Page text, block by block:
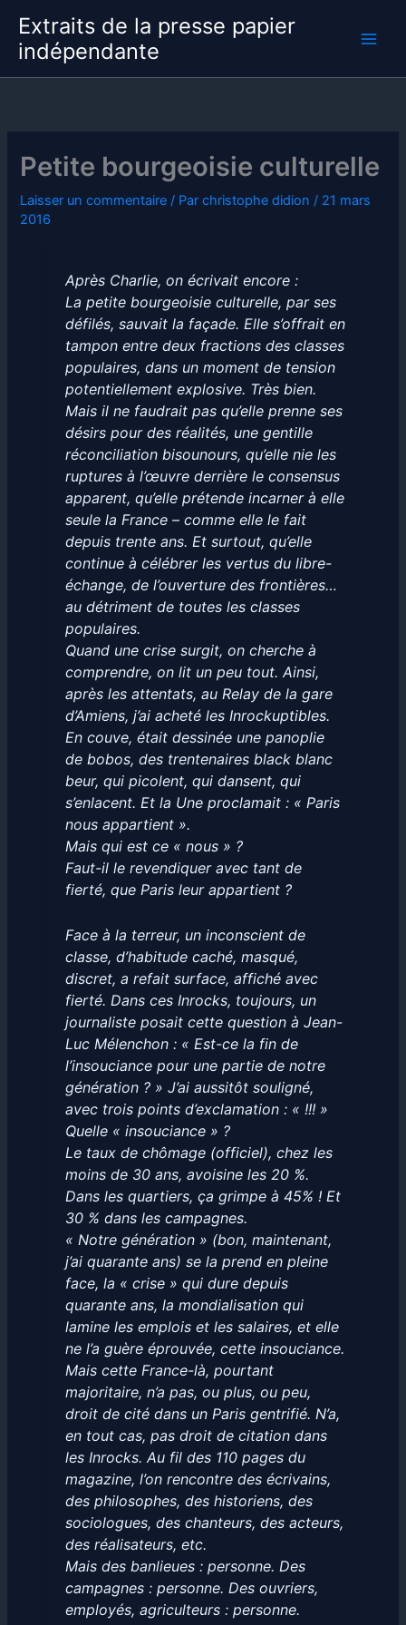
contenu
Extraits de la presse papier
indépendante
Petite bourgeoisie culturelle
Laisser un commentaire / Parchristophe didion / 21 mars
2016
Après Charlie, on écrivait encore :
La petite bourgeoisie culturelle, par ses
défilés, sauvait la façade. Elle s’offrait en
tampon entre deux fractions des classes
populaires, dans un moment de tension
potentiellement explosive. Très bien.
Mais il ne faudrait pas qu’elle prenne ses
désirs pour des réalités, une gentille
réconciliation bisounours, qu’elle nie les
ruptures à l’œuvre derrière le consensus
apparent, qu’elle prétende incarner à elle
seule la France – comme elle le fait
depuis trente ans. Et surtout, qu’elle
continue à célébrer les vertus du libre-
échange, de l’ouverture des frontières…
au détriment de toutes les classes
populaires.
Quand une crise surgit, on cherche à
comprendre, on lit un peu tout. Ainsi,
après les attentats, au Relay de la gare
d’Amiens, j’ai acheté les Inrockuptibles.
En couve, était dessinée une panoplie
de bobos, des trentenaires black blanc
beur, qui picolent, qui dansent, qui
s’enlacent. Et la Une proclamait : « Paris
nous appartient ».
Mais qui est ce « nous » ?
Faut-il le revendiquer avec tant de
fierté, que Paris leur appartient ?
Face à la terreur, un inconscient de
classe, d’habitude caché, masqué,
discret, a refait surface, affiché avec
fierté. Dans ces Inrocks, toujours, un
journaliste posait cette question à Jean-
Luc Mélenchon : « Est-ce la fin de
l’insouciance pour une partie de notre
génération ? » J’ai aussitôt souligné,
avec trois points d’exclamation : « !!! »
Quelle « insouciance » ?
Le taux de chômage (officiel), chez les
moins de 30 ans, avoisine les 20 %.
Dans les quartiers, ça grimpe à 45% ! Et
30 % dans les campagnes.
« Notre génération » (bon, maintenant,
j’ai quarante ans) se la prend en pleine
face, la « crise » qui dure depuis
quarante ans, la mondialisation qui
lamine les emplois et les salaires, et elle
ne l’a guère éprouvée, cette insouciance.
Mais cette France-là, pourtant
majoritaire, n’a pas, ou plus, ou peu,
droit de cité dans un Paris gentrifié. N’a,
en tout cas, pas droit de citation dans
les Inrocks. Au fil des 110 pages du
magazine, l’on rencontre des écrivains,
des philosophes, des historiens, des
sociologues, des chanteurs, des acteurs,
des réalisateurs, etc.
Mais des banlieues : personne. Des
campagnes : personne. Des ouvriers,
employés, agriculteurs : personne.